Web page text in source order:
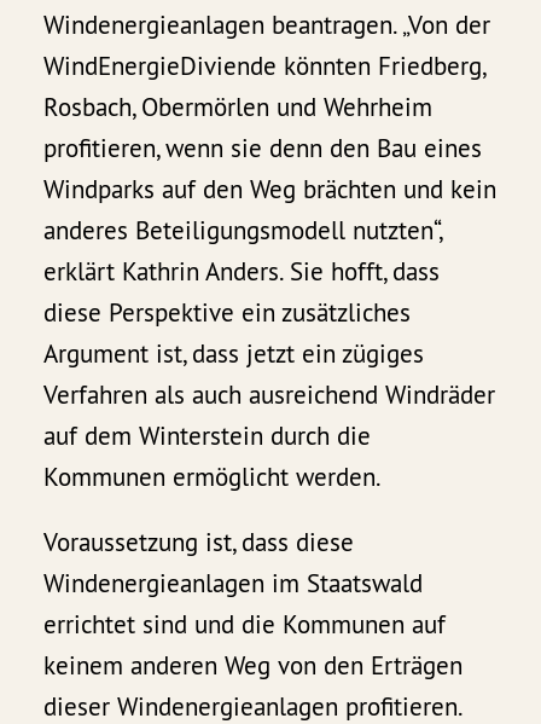
Windenergieanlagen beantragen. „Von der
WindEnergieDiviende könnten Friedberg,
Rosbach, Obermörlen und Wehrheim
profitieren, wenn sie denn den Bau eines
Windparks auf den Weg brächten und kein
anderes Beteiligungsmodell nutzten“,
erklärt Kathrin Anders. Sie hofft, dass
diese Perspektive ein zusätzliches
Argument ist, dass jetzt ein zügiges
Verfahren als auch ausreichend Windräder
auf dem Winterstein durch die
Kommunen ermöglicht werden.
Voraussetzung ist, dass diese
Windenergieanlagen im Staatswald
errichtet sind und die Kommunen auf
keinem anderen Weg von den Erträgen
dieser Windenergieanlagen profitieren.